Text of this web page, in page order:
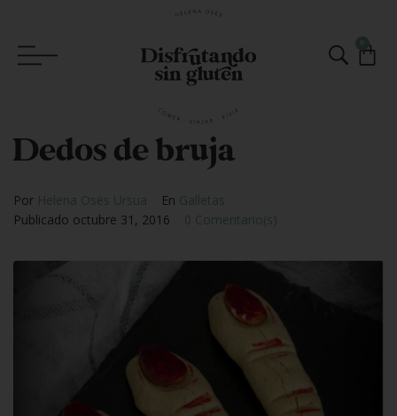
Dedos de bruja
Por Helena Oses Ursua En Galletas
Publicado octubre 31, 2016 0 Comentario(s)